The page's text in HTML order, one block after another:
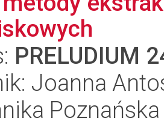
PRELUDIUM
Joanna
Poznańska